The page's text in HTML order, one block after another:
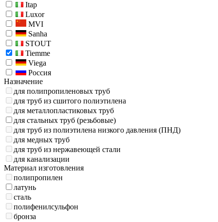
Itap
Luxor
MVI
Sanha
STOUT
Tiemme
Viega
Россия
Назначение
для полипропиленовых труб
для труб из сшитого полиэтилена
для металлопластиковых труб
для стальных труб (резьбовые)
для труб из полиэтилена низкого давления (ПНД)
для медных труб
для труб из нержавеющей стали
для канализации
Материал изготовления
полипропилен
латунь
сталь
полифенилсульфон
бронза